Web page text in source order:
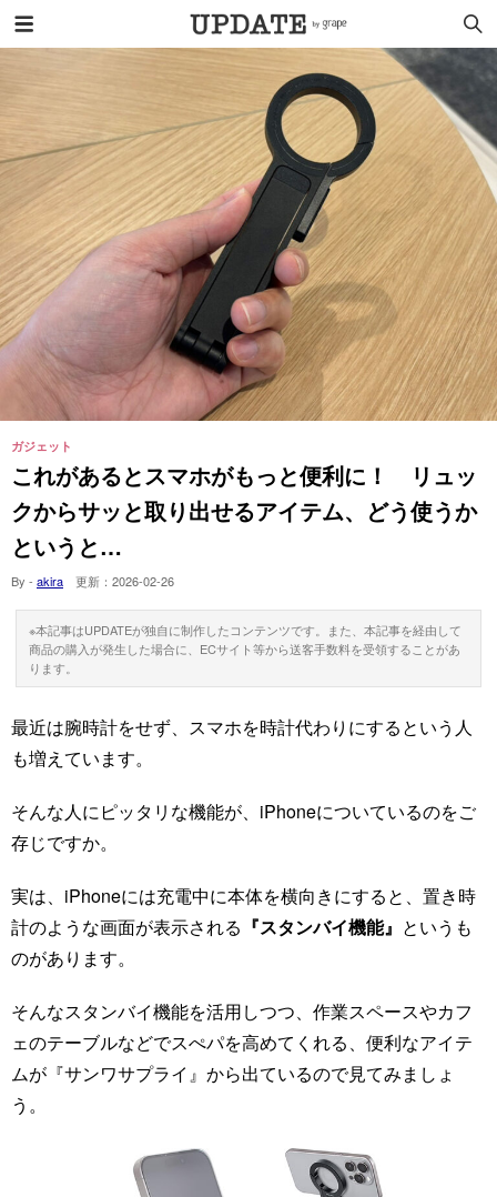
ガジェット
これがあるとスマホがもっと便利に！ リュッ
クからサッと取り出せるアイテム、どう使うか
というと…
By - akira 更新： 2026-02-26
※本記事はUPDATEが独自に制作したコンテンツです。また、本記事を経由して
商品の購入が発生した場合に、ECサイト等から送客手数料を受領することがあ
ります。
最近は腕時計をせず、スマホを時計代わりにするという人
も増えています。
そんな人にピッタリな機能が、iPhoneについているのをご
存じですか。
実は、iPhoneには充電中に本体を横向きにすると、置き時
計のような画面が表示される 『スタンバイ機能』 というも
のがあります。
そんなスタンバイ機能を活用しつつ、作業スペースやカフ
ェのテーブルなどでスぺパを高めてくれる、便利なアイテ
ムが『サンワサプライ』から出ているので見てみましょ
う。